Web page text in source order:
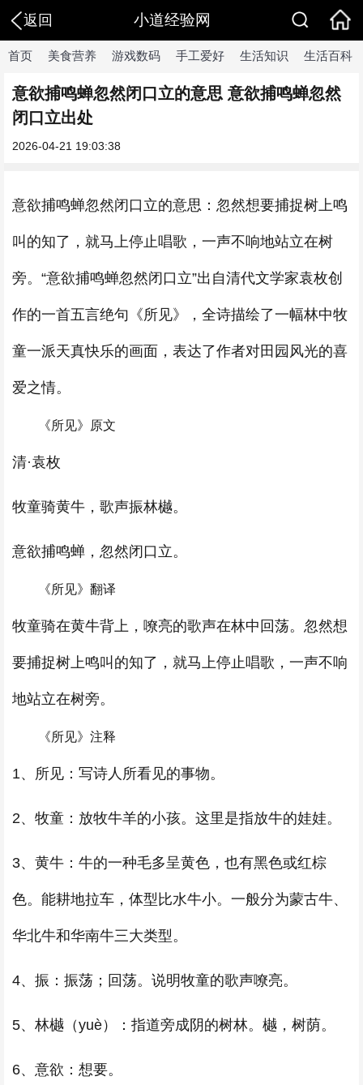
返回 小道经验网
首页 美食营养 游戏数码 手工爱好 生活知识 生活百科
意欲捕鸣蝉忽然闭口立的意思 意欲捕鸣蝉忽然
闭口立出处
2026-04-21 19:03:38
意欲捕鸣蝉忽然闭口立的意思：忽然想要捕捉树上鸣
叫的知了，就马上停止唱歌，一声不响地站立在树
旁。“意欲捕鸣蝉忽然闭口立”出自清代文学家袁枚创
作的一首五言绝句《所见》，全诗描绘了一幅林中牧
童一派天真快乐的画面，表达了作者对田园风光的喜
爱之情。
《所见》原文
清·袁枚
牧童骑黄牛，歌声振林樾。
意欲捕鸣蝉，忽然闭口立。
《所见》翻译
牧童骑在黄牛背上，嘹亮的歌声在林中回荡。忽然想
要捕捉树上鸣叫的知了，就马上停止唱歌，一声不响
地站立在树旁。
《所见》注释
1、所见：写诗人所看见的事物。
2、牧童：放牧牛羊的小孩。这里是指放牛的娃娃。
3、黄牛：牛的一种毛多呈黄色，也有黑色或红棕
色。能耕地拉车，体型比水牛小。一般分为蒙古牛、
华北牛和华南牛三大类型。
4、振：振荡；回荡。说明牧童的歌声嘹亮。
5、林樾（yuè）：指道旁成阴的树林。樾，树荫。
6、意欲：想要。